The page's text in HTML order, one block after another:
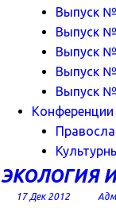
Выпуск
Выпуск
Выпуск
Выпуск
Выпуск
Конференции
ЭКОЛОГИЯ
17 Дек 2012